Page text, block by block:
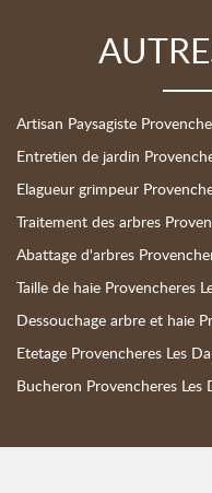
Artisan Paysagiste
Entretien de jardin
Elagueur grimpeur
Traitement des arbres
Abattage d'arbres
Taille de haie Provencheres
Dessouchage arbre et haie
Etetage Provencheres Les
Bucheron Provencheres Les